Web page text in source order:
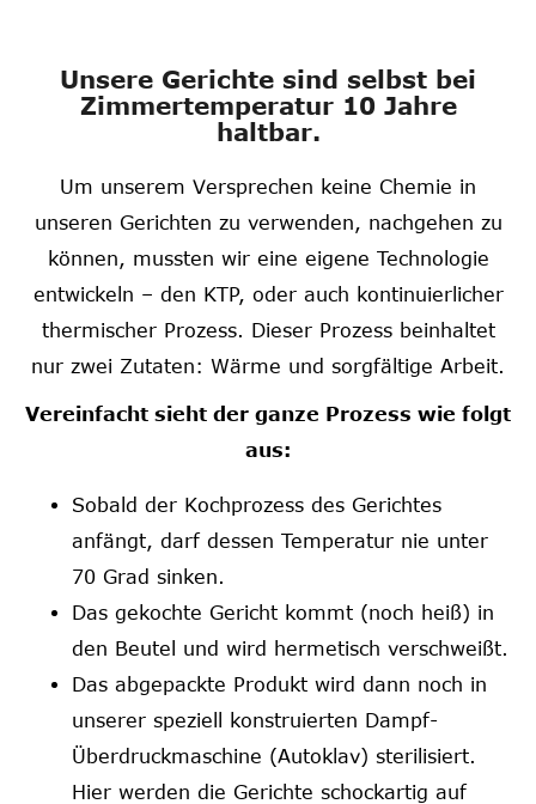
Unsere Gerichte sind selbst bei
Zimmertemperatur 10 Jahre
haltbar.
Um unserem Versprechen keine Chemie in
unseren Gerichten zu verwenden, nachgehen zu
können, mussten wir eine eigene Technologie
entwickeln – den KTP, oder auch kontinuierlicher
thermischer Prozess. Dieser Prozess beinhaltet
nur zwei Zutaten: Wärme und sorgfältige Arbeit.
Vereinfacht sieht der ganze Prozess wie folgt
aus:
Sobald der Kochprozess des Gerichtes
anfängt, darf dessen Temperatur nie unter
70 Grad sinken.
Das gekochte Gericht kommt (noch heiß) in
den Beutel und wird hermetisch verschweißt.
Das abgepackte Produkt wird dann noch in
unserer speziell konstruierten Dampf-
Überdruckmaschine (Autoklav) sterilisiert.
Hier werden die Gerichte schockartig auf